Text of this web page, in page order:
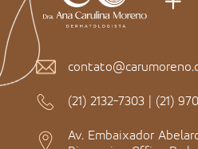
(21) 2132-7303 | (21)
Av. Embaixador